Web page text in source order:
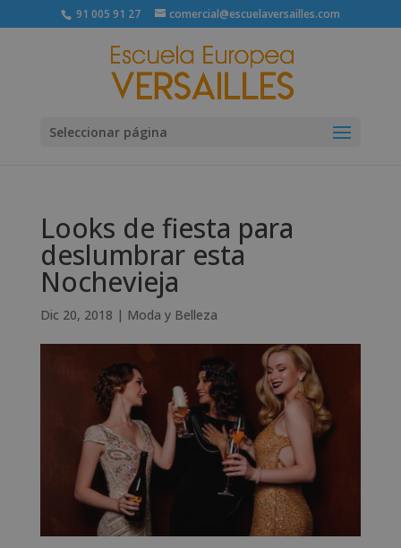
91 005 91 27 comercial@escuelaversailles.com
Seleccionar página
Looks de fiesta para
deslumbrar esta
Nochevieja
Dic 20, 2018 | Moda y Belleza